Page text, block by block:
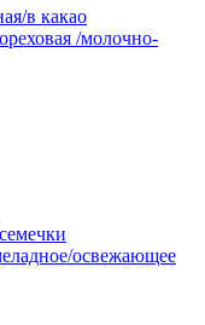
в какао
/молочно-
освежающее